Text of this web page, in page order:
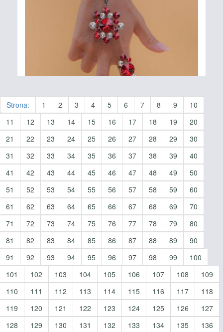
Strona: 1 2 3 4 5 6 7 8 9
10
11
12 13 14 15 16 17 18 19
20
21
22 23 24 25 26 27 28 29
30
31
32 33 34 35 36 37 38 39
40
41
42 43 44 45 46 47 48 49
50
51
52 53 54 55 56 57 58 59
60
61
62 63 64 65 66 67 68 69
70
71
72 73 74 75 76 77 78 79
80
81
82 83 84 85 86 87 88 89
90
91
92 93 94 95 96 97 98 99
100
101
102 103 104 105 106 107 108
109
110
111 112 113 114 115 116 117
118
119
120 121 122 123 124 125 126
127
128
129 130 131 132 133 134 135 136